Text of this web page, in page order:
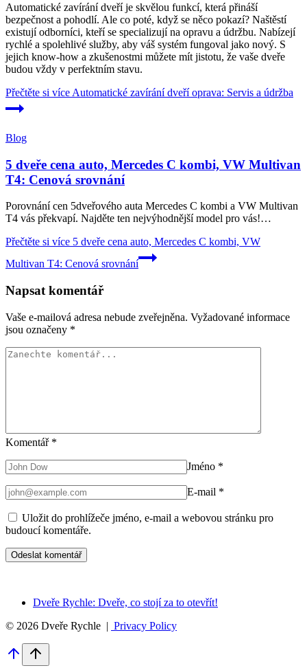
Automatické zavírání dveří je skvělou funkcí, která přináší
bezpečnost a pohodlí. Ale co poté, když se něco pokazí? Naštěstí
existují odborníci, kteří se specializují na opravu a údržbu. Nabízejí
rychlé a spolehlivé služby, aby váš systém fungoval jako nový. S
jejich know-how a zkušenostmi můžete mít jistotu, že vaše dveře
budou vždy v perfektním stavu.
Přečtěte si více Automatické zavírání dveří oprava: Servis a údržba
Blog
5 dveře cena auto, Mercedes C kombi, VW Multivan
T4: Cenová srovnání
Porovnání cen 5dveřového ​auta Mercedes C kombi a VW Multivan
T4 vás překvapí. Najděte ten nejvýhodnější model pro vás!…
Přečtěte si více 5 dveře cena auto, Mercedes C kombi, VW
Multivan T4: Cenová srovnání
Napsat komentář
Vaše e-mailová adresa nebude zveřejněna. Vyžadované informace
jsou označeny *
Komentář *
Jméno *
E-mail *
Uložit do prohlížeče jméno, e-mail a webovou stránku pro
budoucí komentáře.
Dveře Rychle: Dveře, co stojí za to otevřít!
© 2026 Dveře Rychle | Privacy Policy